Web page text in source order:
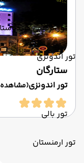
تور ترکیبی
تور اندونزی
تور اندونزی
تور بالی
تور ارمنستان
ستارگان